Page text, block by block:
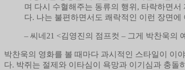
며 다시 수혈해주는 동류의 행위, 타락하면
다. 나는 불편하면서도 쾌락적인 이런 장면
– 씨네21 <김영진의 점프컷 – 그게 박찬욱의
박찬욱의 영화를 볼 때마다 과시적인 스타일이 이
다. 박쥐는 절제와 이타심이 욕망과 이기심과 충